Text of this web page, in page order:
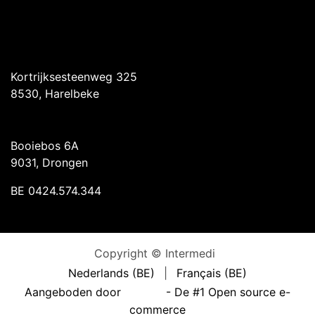
Kortrijksesteenweg 325
8530, Harelbeke
Booiebos 6A
9031, Drongen
BE 0424.574.344
Copyright © Intermedi
Nederlands (BE)
Français (BE)
Aangeboden door
- De #1 Open source e-
commerce